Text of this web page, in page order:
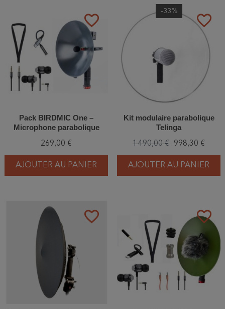
favorite_border
Pack BIRDMIC One –
Microphone parabolique
269,00 €
AJOUTER AU PANIER
favorite_border
-33%
Kit modulaire parabolique
Telinga
1 490,00 € 998,30 €
AJOUTER AU PANIER
favorite_border favorite_border